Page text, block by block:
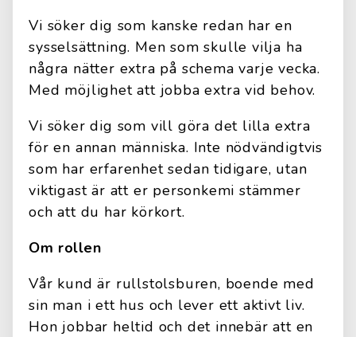
Vi söker dig som kanske redan har en
sysselsättning. Men som skulle vilja ha
några nätter extra på schema varje vecka.
Med möjlighet att jobba extra vid behov.
Vi söker dig som vill göra det lilla extra
för en annan människa. Inte nödvändigtvis
som har erfarenhet sedan tidigare, utan
viktigast är att er personkemi stämmer
och att du har körkort.
Om rollen
Vår kund är rullstolsburen, boende med
sin man i ett hus och lever ett aktivt liv.
Hon jobbar heltid och det innebär att en